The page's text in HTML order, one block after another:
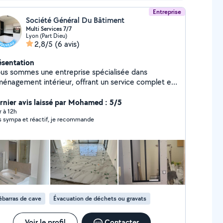
Entreprise
Société Général Du Bâtiment
Multi Services 7/7
Lyon (Part Dieu)
2,8/5 (6 avis)
sommes une entreprise spécialisée dans
intérieur, offrant un service complet et
équipe experte intervient dans tous les corps de
: carrelage, peinture, plomberie, électricité et
Nous mettons notre savoir-faire et notre
esthétique, fonctionnel et durable. Que ce soit
une rénovation, une construction ou une mise à
de votre intérieur, nous vous accompagnons de A
avec professionnalisme et rigueur.
avis laissé par Mohamed : 5/5
à 12h
sympa et réactif, je recommande
de cave Évacuation de déchets ou gravats